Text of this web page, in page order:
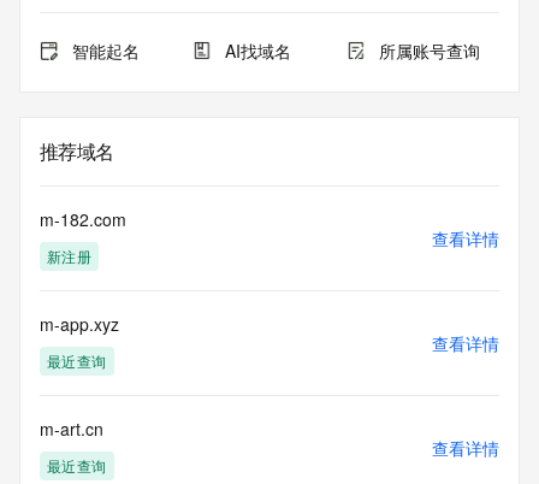
智能起名 AI找域名 所属账号查询
推荐域名
m-182.com
新注册
查看详情
m-app.xyz
最近查询
查看详情
m-art.cn
最近查询
查看详情